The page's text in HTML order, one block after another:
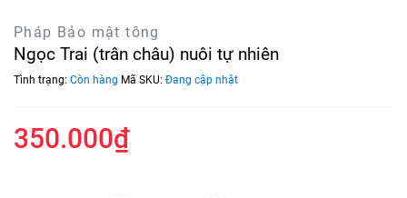
Pháp Bảo mật tông
Ngọc Trai (trân châu) nuôi tự nhiên
Tình trạng: Còn hàng Mã SKU: Đang cập nhật
350.000₫